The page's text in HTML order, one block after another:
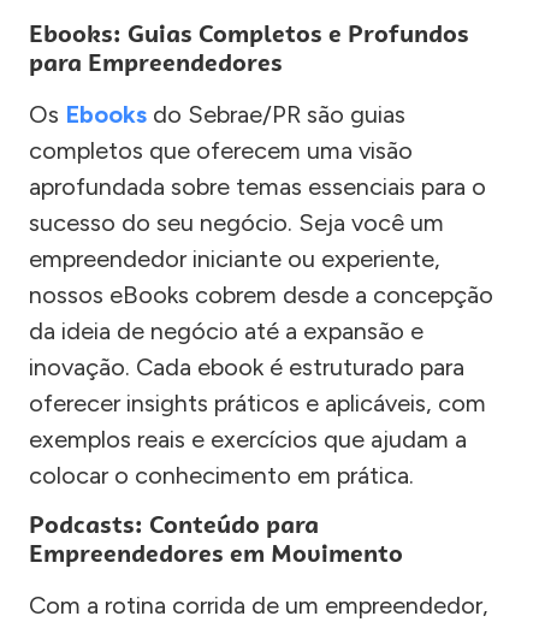
Ebooks: Guias Completos e Profundos
para Empreendedores
Os Ebooks do Sebrae/PR são guias
completos que oferecem uma visão
aprofundada sobre temas essenciais para o
sucesso do seu negócio. Seja você um
empreendedor iniciante ou experiente,
nossos eBooks cobrem desde a concepção
da ideia de negócio até a expansão e
inovação. Cada ebook é estruturado para
oferecer insights práticos e aplicáveis, com
exemplos reais e exercícios que ajudam a
colocar o conhecimento em prática.
Podcasts: Conteúdo para
Empreendedores em Movimento
Com a rotina corrida de um empreendedor,